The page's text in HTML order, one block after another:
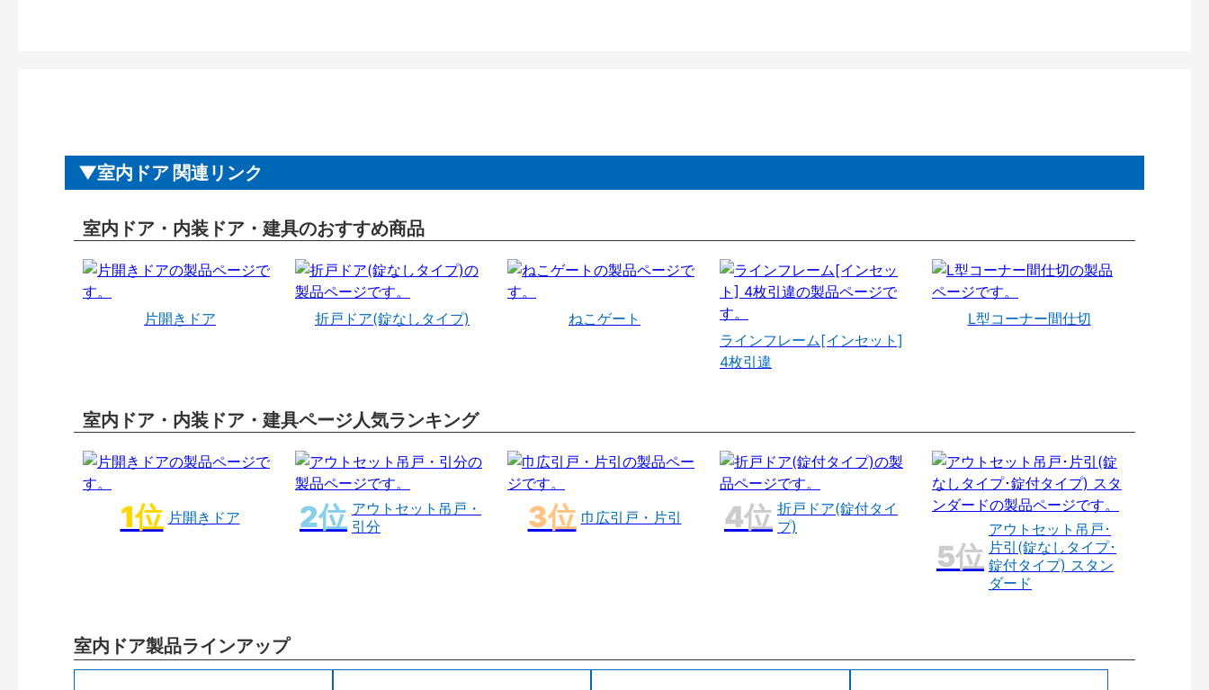
室内ドア 関連リンク
室内ドア・内装ドア・建具のおすすめ商品
片開きドア 折戸ドア(錠なしタイプ)
ねこゲート
ラインフレーム[インセット]
4枚引違
L型コーナー間仕切
室内ドア・内装ドア・建具ページ人気ランキング
片開きドア
アウトセット吊戸・
引分
巾広引戸・片引
折戸ドア(錠付タイ
プ)
アウトセット吊戸･
片引(錠なしタイプ･
錠付タイプ) スタン
ダード
室内ドア製品ラインアップ